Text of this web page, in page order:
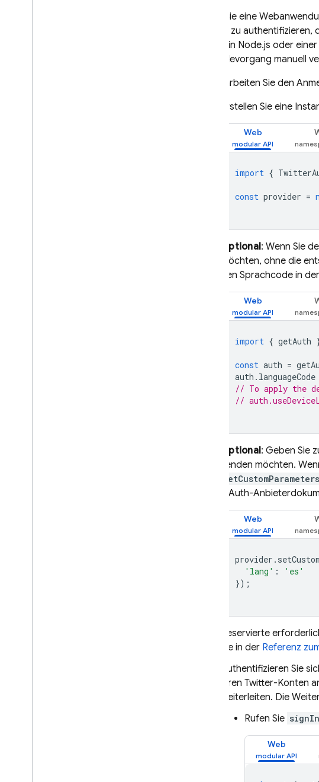
Wenn Sie eine
Konten zu
Nutzer in Node.js oder
Anmeldevorgang manuell
So verarbeiten Sie den
Erstellen Sie eine
Web
import {
const provider =
Optional: Wenn Sie
möchten, ohne die
den Sprachcode in
Web
import { getAuth
const auth =
auth . languageCode
// To apply the
//
Optional: Geben Sie
senden möchten.
setCustomParameters
OAuth-
Web
provider .
'lang' :
'es'
});
Reservierte
Sie in der Referenz
Authentifizieren Sie
ihren Twitter-Konten
weiterleiten. Die
Rufen Sie
Web